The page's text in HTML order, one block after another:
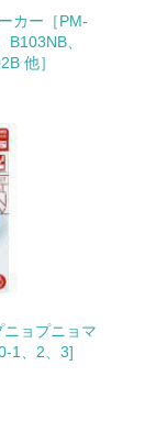
ェック
カー［PM-
B103NB、
他］
ョプニョマ
1、2、3]